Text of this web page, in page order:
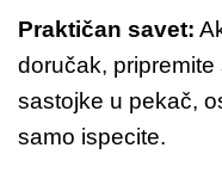
Praktičan savet:
doručak,
sastojke u pekač,
samo ispecite.